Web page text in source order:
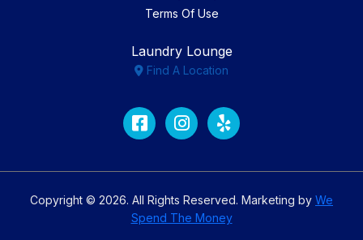
Terms Of Use
Laundry Lounge
Find A Location
FacebookInstagramYelp
Copyright © 2026. All Rights Reserved. Marketing by We
Spend The Money